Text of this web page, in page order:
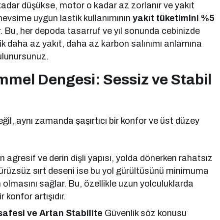
düşükse, motor o kadar az zorlanır ve yakıt
uygun lastik kullanımınınyakıt tüketimini %5
her depoda tasarruf ve yıl sonunda cebinizde
daha az yakıt, daha az karbon salınımı anlamına
Dengesi: Sessiz ve Stabil
aynı zamanda şaşırtıcı bir konfor ve üst düzey
agresif ve derin dişli yapısı, yolda dönerken rahatsız
sırt deseni ise bu yol gürültüsünü minimuma
sağlar. Bu, özellikle uzun yolculuklarda
artışıdır.
ve Artan Stabilite Güvenlik söz konusu